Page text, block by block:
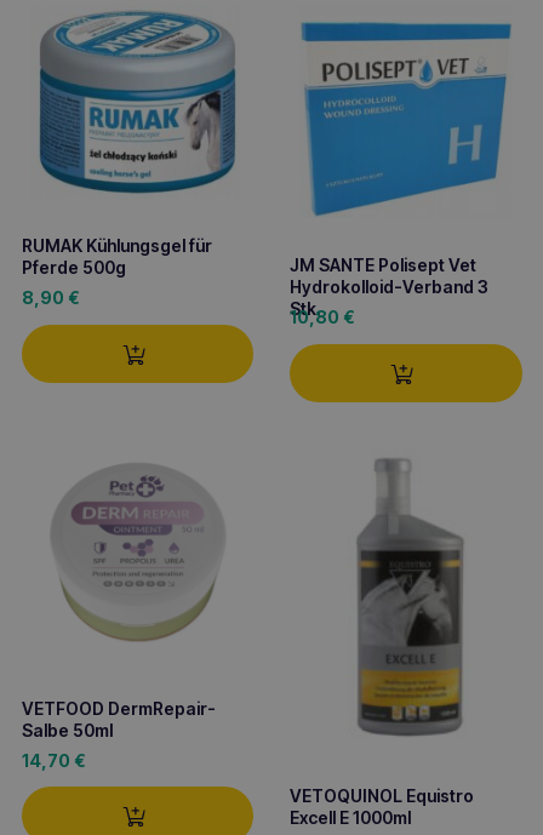
RUMAK Kühlungsgel für
Pferde 500g
8,90 €
JM SANTE Polisept Vet
Hydrokolloid-Verband 3
Stk.
10,80 €
VETFOOD DermRepair-
Salbe 50ml
14,70 €
VETOQUINOL Equistro
Excell E 1000ml